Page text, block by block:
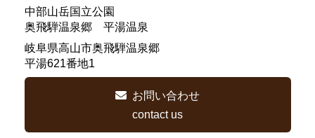
中部山岳国立公園
奥飛騨温泉郷 平湯温泉
岐阜県高山市奥飛騨温泉郷
平湯621番地1
お問い合わせ
contact us